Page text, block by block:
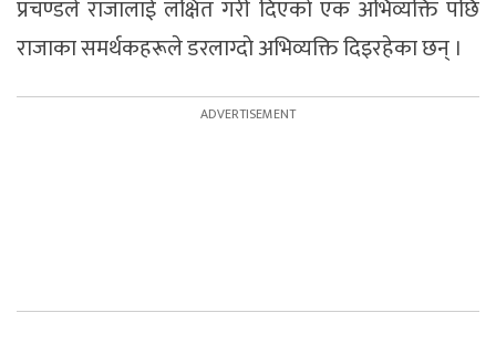
प्रचण्डले राजालाई लक्षित गरी दिएकाे एक अभिव्यक्ति पछि
राजाका समर्थकहरूले डरलाग्दाे अभिव्यक्ति दिइरहेका छन् ।